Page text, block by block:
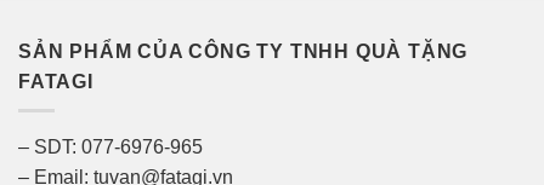
SẢN PHẨM CỦA CÔNG TY TNHH QUÀ TẶNG
FATAGI
– SDT: 077-6976-965
– Email: tuvan@fatagi.vn